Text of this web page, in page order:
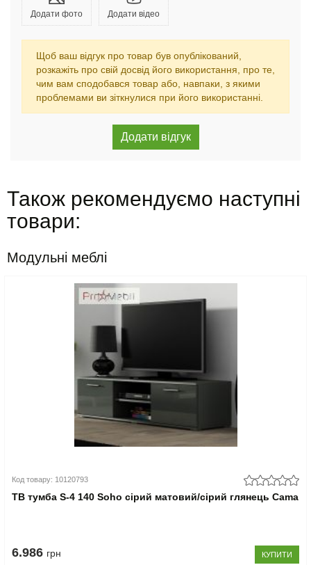
Додати фото Додати відео
Щоб ваш відгук про товар був опублікований,
розкажіть про свій досвід його використання, про те,
чим вам сподобався товар або, навпаки, з якими
проблемами ви зіткнулися при його використанні.
Також рекомендуємо наступні
товари:
Модульні меблі
Код товару: 10120793
ТВ тумба S-4 140 Soho сірий матовий/сірий глянець Cama
6.986 грн КУПИТИ